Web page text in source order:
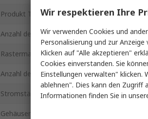
Produkt Typ
Anzahl der Kontakte 11
Rastermaß 5.08mm
Anzahl der Reihen 1
Stromstärke 12A
Gehäusematerial
Wir respektieren Ihre
Wir verwenden Cookies und
Personalisierung und zur
Klicken auf "Alle akzeptieren"
Cookies einverstanden. Sie
Einstellungen verwalten" klicken.
ablehnen". Dies kann den Zugriff
Informationen finden Sie in